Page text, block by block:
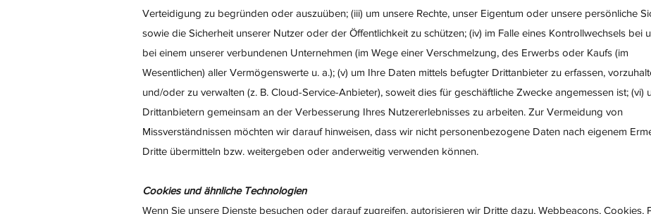
Verteidigung zu begründen oder auszuüben; (iii) um unsere Rechte, unser Eigentum oder unsere persönliche
sowie die Sicherheit unserer Nutzer oder der Öffentlichkeit zu schützen; (iv) im Falle eines Kontrollwechsels bei
bei einem unserer verbundenen Unternehmen (im Wege einer Verschmelzung, des Erwerbs oder Kaufs (im
Wesentlichen) aller Vermögenswerte u. a.); (v) um Ihre Daten mittels befugter Drittanbieter zu erfassen,
und/oder zu verwalten (z. B. Cloud-Service-Anbieter), soweit dies für geschäftliche Zwecke angemessen ist; (vi)
Drittanbietern gemeinsam an der Verbesserung Ihres Nutzererlebnisses zu arbeiten. Zur Vermeidung von
Missverständnissen möchten wir darauf hinweisen, dass wir nicht personenbezogene Daten nach eigenem
Dritte übermitteln bzw. weitergeben oder anderweitig verwenden können.
Cookies und ähnliche Technologien
Wenn Sie unsere Dienste besuchen oder darauf zugreifen, autorisieren wir Dritte dazu, Webbeacons, Cookies,